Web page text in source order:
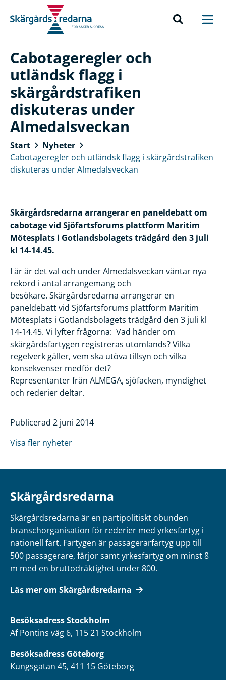
Cabotageregler och
utländsk flagg i
skärgårdstrafiken
diskuteras under
Almedalsveckan
Start
Nyheter
Cabotageregler och utländsk flagg i skärgårdstrafiken
diskuteras under Almedalsveckan
Skärgårdsredarna arrangerar en paneldebatt om
cabotage vid Sjöfartsforums plattform Maritim
Mötesplats i Gotlandsbolagets trädgård den 3 juli
kl 14-14.45.
I år är det val och under Almedalsveckan väntar nya
rekord i antal arrangemang och
besökare. Skärgårdsredarna arrangerar en
paneldebatt vid Sjöfartsforums plattform Maritim
Mötesplats i Gotlandsbolagets trädgård den 3 juli kl
14-14.45. Vi lyfter frågorna: Vad händer om
skärgårdsfartygen registreras utomlands? Vilka
regelverk gäller, vem ska utöva tillsyn och vilka
konsekvenser medför det?
Representanter från ALMEGA, sjöfacken, myndighet
och rederier deltar.
Publicerad 2 juni 2014
Visa fler nyheter
Skärgårdsredarna
Skärgårdsredarna är en partipolitiskt obunden
branschorganisation för rederier med yrkesfartyg i
nationell fart. Fartygen är passagerarfartyg upp till
500 passagerare, färjor samt yrkesfartyg om minst 8
m med en bruttodräktighet under 800.
Läs mer om Skärgårdsredarna
BesöksadressStockholm
Af Pontins väg 6, 115 21 Stockholm
Besöksadress Göteborg
Kungsgatan 45, 411 15 Göteborg